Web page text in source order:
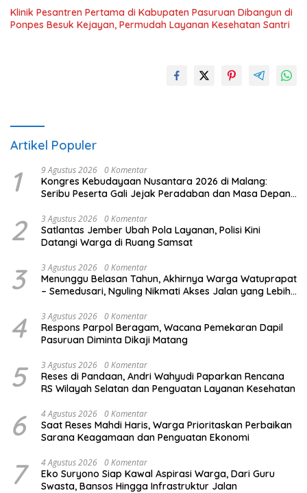
Klinik Pesantren Pertama di Kabupaten Pasuruan Dibangun di
Ponpes Besuk Kejayan, Permudah Layanan Kesehatan Santri
Artikel Populer
1 9 Agustus 2026 0 Komentar
Kongres Kebudayaan Nusantara 2026 di Malang:
Seribu Peserta Gali Jejak Peradaban dan Masa Depan
2 3 Agustus 2026 0 Komentar
Satlantas Jember Ubah Pola Layanan, Polisi Kini
Datangi Warga di Ruang Samsat
3 3 Agustus 2026 0 Komentar
Menunggu Belasan Tahun, Akhirnya Warga Watuprapat
– Semedusari, Nguling Nikmati Akses Jalan yang Lebih
4 3 Agustus 2026 0 Komentar
Respons Parpol Beragam, Wacana Pemekaran Dapil
Pasuruan Diminta Dikaji Matang
5 3 Agustus 2026 0 Komentar
Reses di Pandaan, Andri Wahyudi Paparkan Rencana
RS Wilayah Selatan dan Penguatan Layanan Kesehatan
6 4 Agustus 2026 0 Komentar
Saat Reses Mahdi Haris, Warga Prioritaskan Perbaikan
Sarana Keagamaan dan Penguatan Ekonomi
7 4 Agustus 2026 0 Komentar
Eko Suryono Siap Kawal Aspirasi Warga, Dari Guru
Swasta, Bansos Hingga Infrastruktur Jalan